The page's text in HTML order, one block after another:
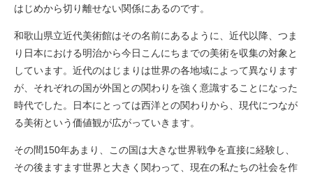
はじめから切り離せない関係にあるのです。
和歌山県立近代美術館はその名前にあるように、近代以降、つま
り日本における明治から今日こんにちまでの美術を収集の対象と
しています。近代のはじまりは世界の各地域によって異なります
が、それぞれの国が外国との関わりを強く意識することになった
時代でした。日本にとっては西洋との関わりから、現代につなが
る美術という価値観が広がっていきます。
その間150年あまり、この国は大きな世界戦争を直接に経験し、
その後ますます世界と大きく関わって、現在の私たちの社会を作